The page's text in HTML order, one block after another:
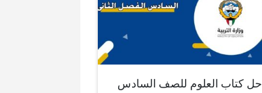
حل كتاب العلوم للصف السادس